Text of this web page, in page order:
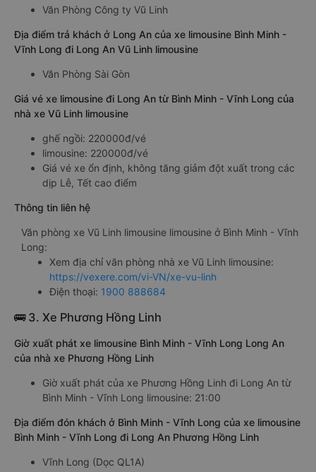
Văn Phòng Công ty Vũ Linh
Địa điểm trả khách ở Long An của xe limousine Bình Minh -
Vĩnh Long đi Long An Vũ Linh limousine
Văn Phòng Sài Gòn
Giá vé xe limousine đi Long An từ Bình Minh - Vĩnh Long của
nhà xe Vũ Linh limousine
ghế ngồi: 220000đ/vé
limousine: 220000đ/vé
Giá vé xe ổn định, không tăng giảm đột xuất trong các
dịp Lễ, Tết cao điểm
Thông tin liên hệ
Văn phòng xe Vũ Linh limousine limousine ở Bình Minh - Vĩnh
Long:
Xem địa chỉ văn phòng nhà xe Vũ Linh limousine:
https://vexere.com/vi-VN/xe-vu-linh
Điện thoại: 1900 888684
🚌 3. Xe Phương Hồng Linh
Giờ xuất phát xe limousine Bình Minh - Vĩnh Long Long An
của nhà xe Phương Hồng Linh
Giờ xuất phát của xe Phương Hồng Linh đi Long An từ
Bình Minh - Vĩnh Long limousine: 21:00
Địa điểm đón khách ở Bình Minh - Vĩnh Long của xe limousine
Bình Minh - Vĩnh Long đi Long An Phương Hồng Linh
Vĩnh Long (Dọc QL1A)